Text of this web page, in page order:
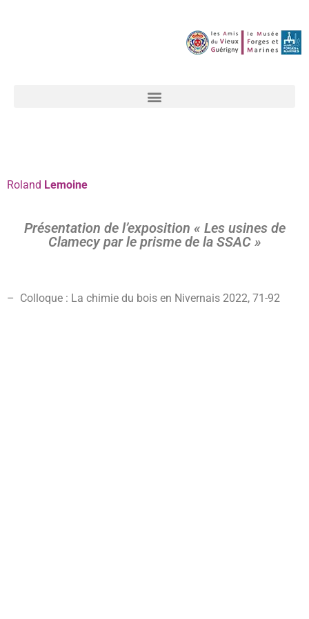
Roland Lemoine
Présentation de l’exposition « Les usines de
Clamecy par le prisme de la SSAC »
– Colloque : La chimie du bois en Nivernais 2022, 71-92